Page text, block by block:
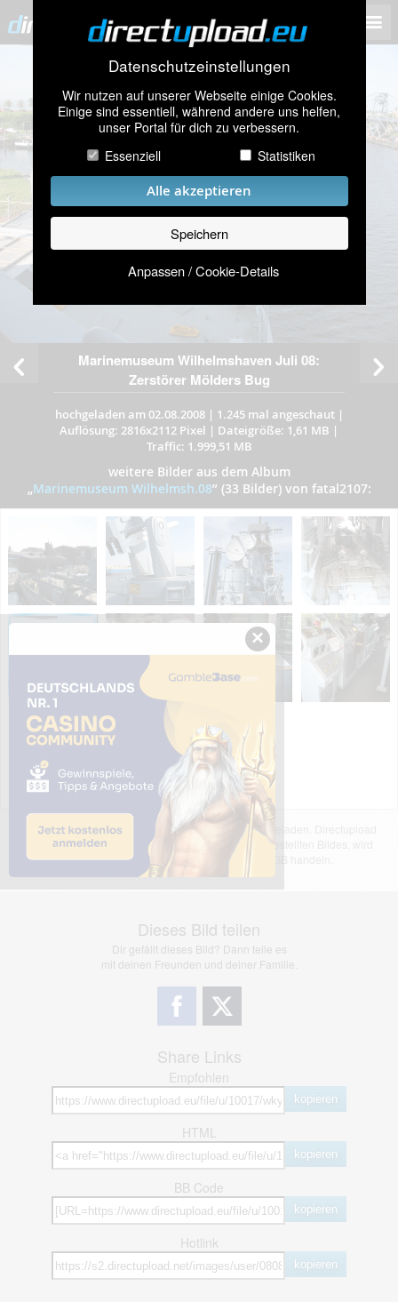
Datenschutzeinstellungen
Wir nutzen auf unserer Webseite einige Cookies.
Einige sind essentiell, während andere uns helfen,
unser Portal für dich zu verbessern.
Essenziell
Statistiken
Alle akzeptieren
Speichern
Anpassen / Cookie-Details
Marinemuseum Wilhelmshaven Juli 08:
Zerstörer Mölders Bug
hochgeladen am 02.08.2008| 1.245 mal angeschaut|
Auflösung: 2816x2112 Pixel | Dateigröße: 1,61 MB |
Traffic: 1.999,51 MB
weitere Bilder aus dem Album
„Marinemuseum Wilhelmsh.08” (33 Bilder) von fatal2107:
Das dargestellte Bild wurde von einem Nutzer hochgeladen. Directupload
übernimmt keinerlei Haftung für den Inhalt des dargestellten Bildes, wird
jedoch bei Verstößen nach §2(3) unserer AGB handeln.
Dieses Bild teilen
Dir gefällt dieses Bild? Dann teile es
mit deinen Freunden und deiner Familie.
Share Links
Empfohlen
kopieren
HTML
kopieren
BB Code
kopieren
Hotlink
kopieren
×